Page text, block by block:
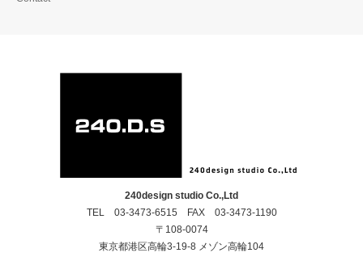
240design studio Co.,Ltd
TEL 03-3473-6515 FAX 03-3473-1190
〒108-0074
東京都港区高輪3-19-8 メゾン高輪104